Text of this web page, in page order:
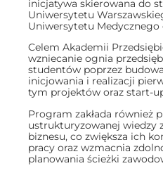
inicjatywa skierowana do
Uniwersytetu
Uniwersytetu
Celem Akademii
wzniecanie ognia
studentów poprzez
inicjowania i realizacji
tym projektów oraz start-
Program zakłada również
ustrukturyzowanej wiedzy
biznesu, co zwiększa ich
pracy oraz wzmacnia
planowania ścieżki